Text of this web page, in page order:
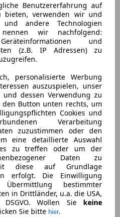
Benutzererfahrung auf
bieten, verwenden wir und
und andere Technologien
wir nachfolgend:
und
(z.B. IP Adressen) zu
personalisierte Werbung
auszuspielen, unser
dessen Verwendung zu
den Button unten rechts, um
Cookies und
Verarbeitung
zuzustimmen oder den
eine detaillierte Auswahl
zu treffen oder um der
Daten zu
diese auf Grundlage
erfolgt. Die Einwilligung
bestimmter
in Drittländer, u.a. die USA,
Wollen Sie keine
Sie bitte hier.